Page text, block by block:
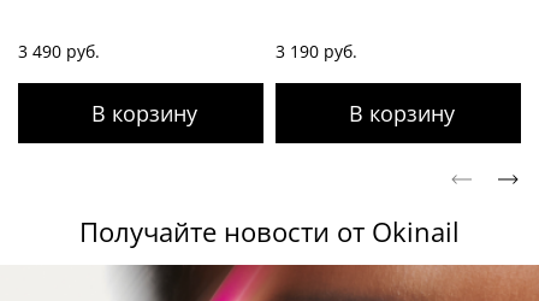
3 490 руб. 3 190 руб.
Получайте новости от Okinail